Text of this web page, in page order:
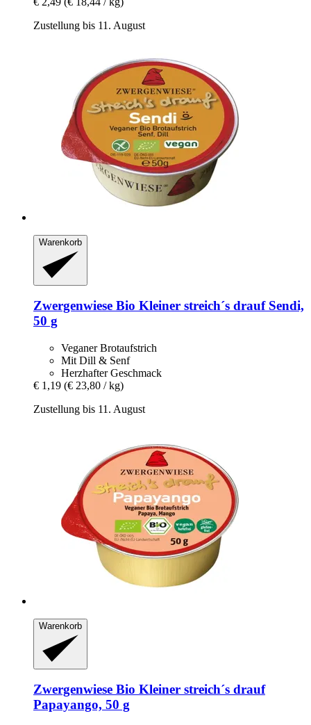
Zustellung bis 11. August
Warenkorb
Zwergenwiese Bio Kleiner streich´s drauf Sendi,
50 g
Veganer Brotaufstrich
Mit Dill & Senf
Herzhafter Geschmack
€ 1,19 (€ 23,80 / kg)
Zustellung bis 11. August
Warenkorb
Zwergenwiese Bio Kleiner streich´s drauf
Papayango, 50 g